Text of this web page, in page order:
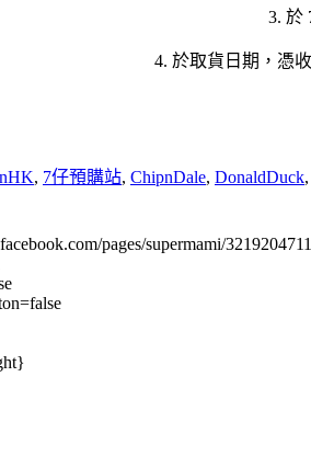
3. 於
4. 於取貨日期，憑
, 7仔預購站, ChipnDale, DonaldDuck,
pages/supermami/